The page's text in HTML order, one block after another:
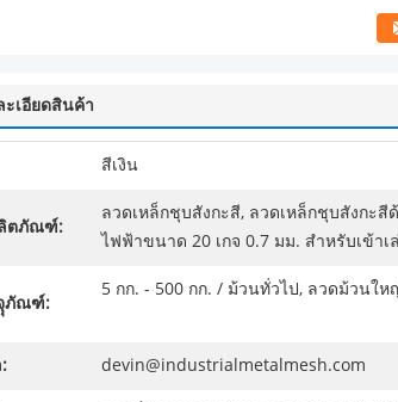
ะเอียดสินค้า
สีเงิน
ตภัณฑ์:
ลวดเหล็กชุบสังกะสี, ลวดเหล็กชุบสังกะสี
ไฟฟ้าขนาด 20 เกจ 0.7 มม. สำหรับเข้าเ
ภัณฑ์:
5 กก. - 500 กก. / ม้วนทั่วไป, ลวดม้วนให
devin@industrialmetalmesh.com